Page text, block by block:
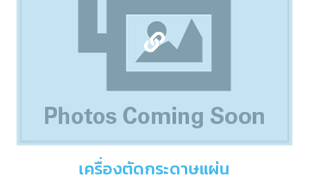
เครื่องตัดกระดาษแผ่น